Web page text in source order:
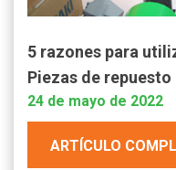
5 razones para
Piezas de repuesto
24 de mayo de 2022
ARTÍCULO